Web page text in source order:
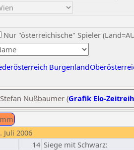
Nur "österreichische" Spieler
Burgenland
Nußbaumer (Grafik Elo-
Juli 2006
14 Siege mit Schwarz: